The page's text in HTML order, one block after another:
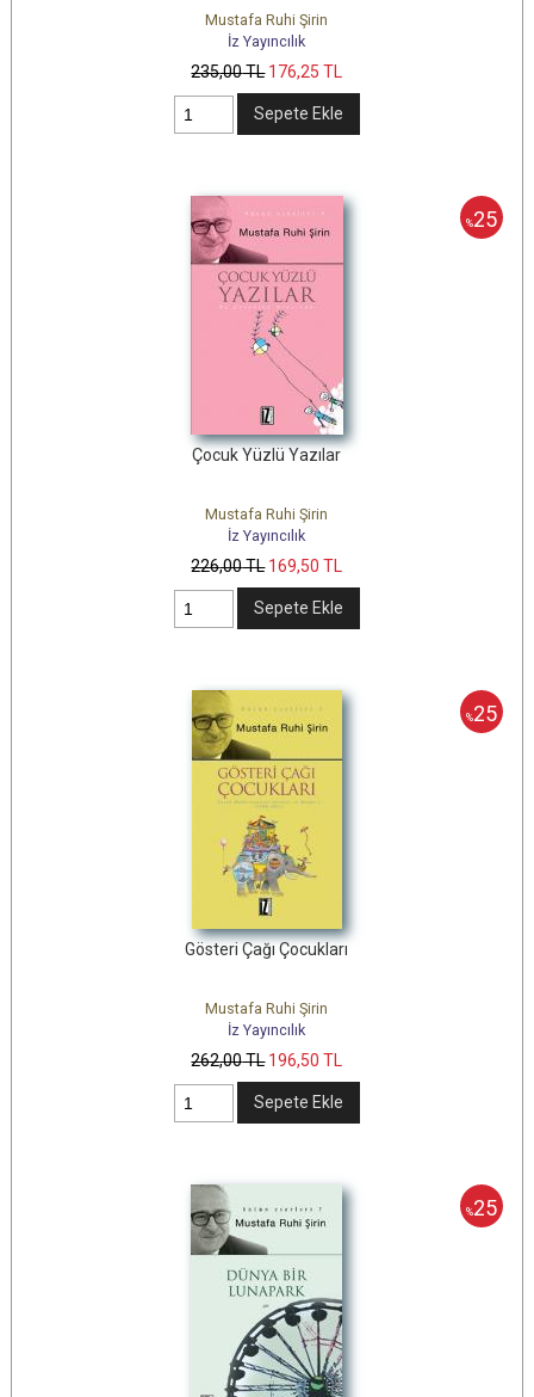
Mustafa Ruhi Şirin
İz Yayıncılık
235,00TL 176,25 TL
Sepete Ekle
%25
Çocuk Yüzlü Yazılar
Mustafa Ruhi Şirin
İz Yayıncılık
226,00TL 169,50 TL
Sepete Ekle
%25
Gösteri Çağı Çocukları
Mustafa Ruhi Şirin
İz Yayıncılık
262,00TL 196,50 TL
Sepete Ekle
%25